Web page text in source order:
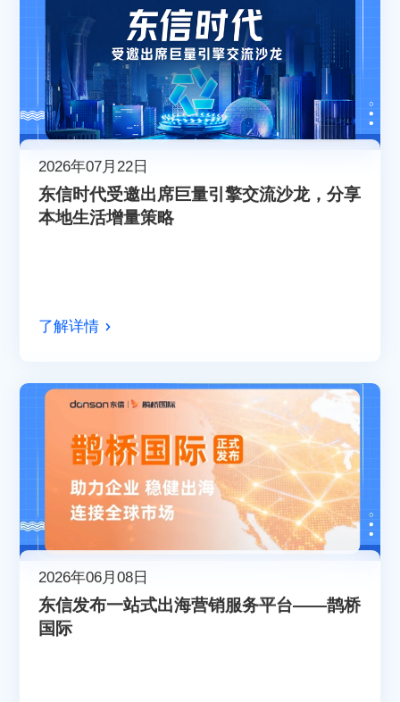
2026年07月22日
东信时代受邀出席巨量引擎交流沙龙，分享
本地生活增量策略
了解详情
2026年06月08日
东信发布一站式出海营销服务平台——鹊桥
国际